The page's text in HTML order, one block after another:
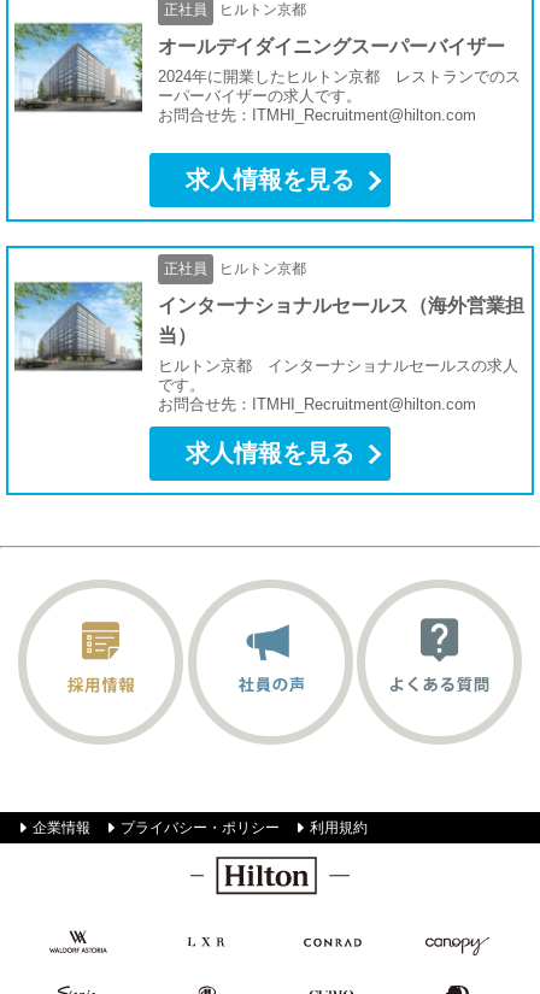
正社員 ヒルトン京都
オールデイダイニングスーパーバイザー
2024年に開業したヒルトン京都 レストランでのス
ーパーバイザーの求人です。
お問合せ先：ITMHI_Recruitment@hilton.com
求人情報を見る
正社員 ヒルトン京都
インターナショナルセールス（海外営業担
当）
ヒルトン京都 インターナショナルセールスの求人
です。
お問合せ先：ITMHI_Recruitment@hilton.com
求人情報を見る
企業情報 プライバシー・ポリシー 利用規約
Hilton
Waldorf
Astoria
Resorts
LXR
Conrad
Canopy by
Hilton